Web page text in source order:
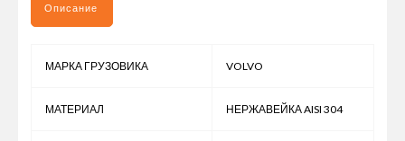
Описание
МАРКА ГРУЗОВИКА VOLVO
МАТЕРИАЛ НЕРЖАВЕЙКА AISI 304